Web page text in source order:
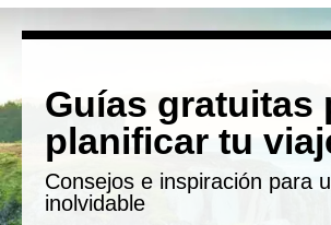
Guías gratuitas
planificar tu
Consejos e inspiración para
inolvidable